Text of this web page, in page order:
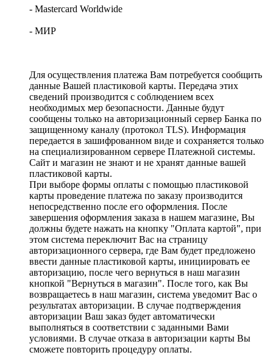
- Mastercard Worldwide
- МИР
Для осуществления платежа Вам потребуется сообщить
данные Вашей пластиковой карты. Передача этих
сведений производится с соблюдением всех
необходимых мер безопасности. Данные будут
сообщены только на авторизационный сервер Банка по
защищенному каналу (протокол TLS). Информация
передается в зашифрованном виде и сохраняется только
на специализированном сервере Платежной системы.
Сайт и магазин не знают и не хранят данные вашей
пластиковой карты.
При выборе формы оплаты с помощью пластиковой
карты проведение платежа по заказу производится
непосредственно после его оформления. После
завершения оформления заказа в нашем магазине, Вы
должны будете нажать на кнопку "Оплата картой", при
этом система переключит Вас на страницу
авторизационного сервера, где Вам будет предложено
ввести данные пластиковой карты, инициировать ее
авторизацию, после чего вернуться в наш магазин
кнопкой "Вернуться в магазин". После того, как Вы
возвращаетесь в наш магазин, система уведомит Вас о
результатах авторизации. В случае подтверждения
авторизации Ваш заказ будет автоматически
выполняться в соответствии с заданными Вами
условиями. В случае отказа в авторизации карты Вы
сможете повторить процедуру оплаты.